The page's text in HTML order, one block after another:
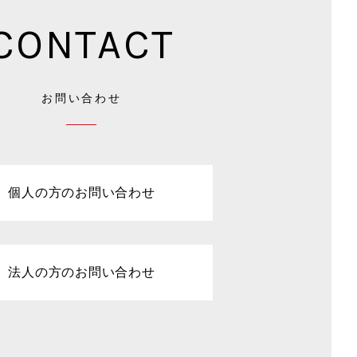
お問い合わせ
個人の方のお問い合わせ
法人の方のお問い合わせ